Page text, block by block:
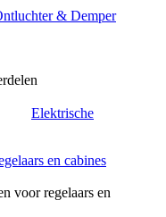
& Demper
Elektrische
en cabines
voor regelaars en